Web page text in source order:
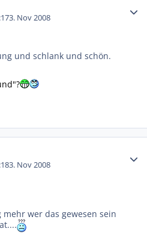
3. Nov 2008
und schlank und schön.
3. Nov 2008
wer das gewesen sein